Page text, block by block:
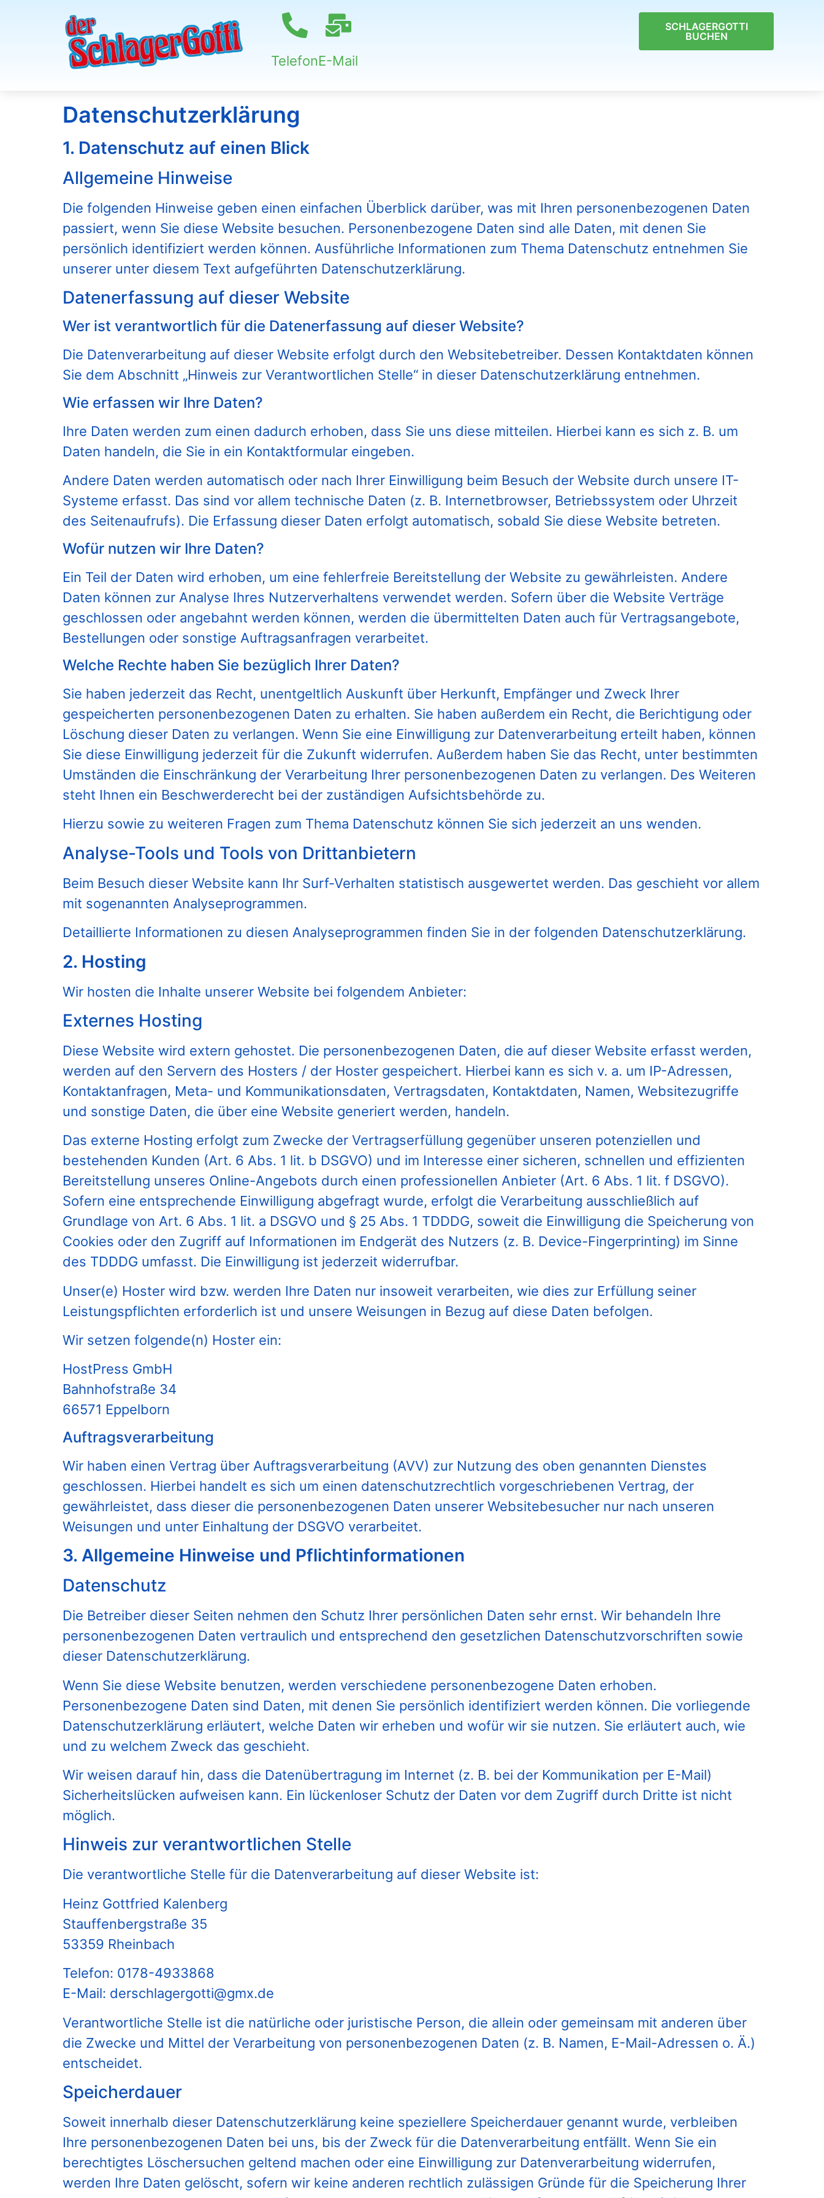
TelefonE-Mail
SCHLAGERGOTTI
BUCHEN
Datenschutz­erklärung
1. Datenschutz auf einen Blick
Allgemeine Hinweise
Die folgenden Hinweise geben einen einfachen Überblick darüber, was mit Ihren personenbezogenen Daten
passiert, wenn Sie diese Website besuchen. Personenbezogene Daten sind alle Daten, mit denen Sie
persönlich identifiziert werden können. Ausführliche Informationen zum Thema Datenschutz entnehmen Sie
unserer unter diesem Text aufgeführten Datenschutzerklärung.
Datenerfassung auf dieser Website
Wer ist verantwortlich für die Datenerfassung auf dieser Website?
Die Datenverarbeitung auf dieser Website erfolgt durch den Websitebetreiber. Dessen Kontaktdaten können
Sie dem Abschnitt „Hinweis zur Verantwortlichen Stelle“ in dieser Datenschutzerklärung entnehmen.
Wie erfassen wir Ihre Daten?
Ihre Daten werden zum einen dadurch erhoben, dass Sie uns diese mitteilen. Hierbei kann es sich z. B. um
Daten handeln, die Sie in ein Kontaktformular eingeben.
Andere Daten werden automatisch oder nach Ihrer Einwilligung beim Besuch der Website durch unsere IT-
Systeme erfasst. Das sind vor allem technische Daten (z. B. Internetbrowser, Betriebssystem oder Uhrzeit
des Seitenaufrufs). Die Erfassung dieser Daten erfolgt automatisch, sobald Sie diese Website betreten.
Wofür nutzen wir Ihre Daten?
Ein Teil der Daten wird erhoben, um eine fehlerfreie Bereitstellung der Website zu gewährleisten. Andere
Daten können zur Analyse Ihres Nutzerverhaltens verwendet werden. Sofern über die Website Verträge
geschlossen oder angebahnt werden können, werden die übermittelten Daten auch für Vertragsangebote,
Bestellungen oder sonstige Auftragsanfragen verarbeitet.
Welche Rechte haben Sie bezüglich Ihrer Daten?
Sie haben jederzeit das Recht, unentgeltlich Auskunft über Herkunft, Empfänger und Zweck Ihrer
gespeicherten personenbezogenen Daten zu erhalten. Sie haben außerdem ein Recht, die Berichtigung oder
Löschung dieser Daten zu verlangen. Wenn Sie eine Einwilligung zur Datenverarbeitung erteilt haben, können
Sie diese Einwilligung jederzeit für die Zukunft widerrufen. Außerdem haben Sie das Recht, unter bestimmten
Umständen die Einschränkung der Verarbeitung Ihrer personenbezogenen Daten zu verlangen. Des Weiteren
steht Ihnen ein Beschwerderecht bei der zuständigen Aufsichtsbehörde zu.
Hierzu sowie zu weiteren Fragen zum Thema Datenschutz können Sie sich jederzeit an uns wenden.
Analyse-Tools und Tools von Dritt­anbietern
Beim Besuch dieser Website kann Ihr Surf-Verhalten statistisch ausgewertet werden. Das geschieht vor allem
mit sogenannten Analyseprogrammen.
Detaillierte Informationen zu diesen Analyseprogrammen finden Sie in der folgenden Datenschutzerklärung.
2. Hosting
Wir hosten die Inhalte unserer Website bei folgendem Anbieter:
Externes Hosting
Diese Website wird extern gehostet. Die personenbezogenen Daten, die auf dieser Website erfasst werden,
werden auf den Servern des Hosters / der Hoster gespeichert. Hierbei kann es sich v. a. um IP-Adressen,
Kontaktanfragen, Meta- und Kommunikationsdaten, Vertragsdaten, Kontaktdaten, Namen, Websitezugriffe
und sonstige Daten, die über eine Website generiert werden, handeln.
Das externe Hosting erfolgt zum Zwecke der Vertragserfüllung gegenüber unseren potenziellen und
bestehenden Kunden (Art. 6 Abs. 1 lit. b DSGVO) und im Interesse einer sicheren, schnellen und effizienten
Bereitstellung unseres Online-Angebots durch einen professionellen Anbieter (Art. 6 Abs. 1 lit. f DSGVO).
Sofern eine entsprechende Einwilligung abgefragt wurde, erfolgt die Verarbeitung ausschließlich auf
Grundlage von Art. 6 Abs. 1 lit. a DSGVO und § 25 Abs. 1 TDDDG, soweit die Einwilligung die Speicherung von
Cookies oder den Zugriff auf Informationen im Endgerät des Nutzers (z. B. Device-Fingerprinting) im Sinne
des TDDDG umfasst. Die Einwilligung ist jederzeit widerrufbar.
Unser(e) Hoster wird bzw. werden Ihre Daten nur insoweit verarbeiten, wie dies zur Erfüllung seiner
Leistungspflichten erforderlich ist und unsere Weisungen in Bezug auf diese Daten befolgen.
Wir setzen folgende(n) Hoster ein:
HostPress GmbH
Bahnhofstraße 34
66571 Eppelborn
Auftragsverarbeitung
Wir haben einen Vertrag über Auftragsverarbeitung (AVV) zur Nutzung des oben genannten Dienstes
geschlossen. Hierbei handelt es sich um einen datenschutzrechtlich vorgeschriebenen Vertrag, der
gewährleistet, dass dieser die personenbezogenen Daten unserer Websitebesucher nur nach unseren
Weisungen und unter Einhaltung der DSGVO verarbeitet.
3. Allgemeine Hinweise und Pflicht­informationen
Datenschutz
Die Betreiber dieser Seiten nehmen den Schutz Ihrer persönlichen Daten sehr ernst. Wir behandeln Ihre
personenbezogenen Daten vertraulich und entsprechend den gesetzlichen Datenschutzvorschriften sowie
dieser Datenschutzerklärung.
Wenn Sie diese Website benutzen, werden verschiedene personenbezogene Daten erhoben.
Personenbezogene Daten sind Daten, mit denen Sie persönlich identifiziert werden können. Die vorliegende
Datenschutzerklärung erläutert, welche Daten wir erheben und wofür wir sie nutzen. Sie erläutert auch, wie
und zu welchem Zweck das geschieht.
Wir weisen darauf hin, dass die Datenübertragung im Internet (z. B. bei der Kommunikation per E-Mail)
Sicherheitslücken aufweisen kann. Ein lückenloser Schutz der Daten vor dem Zugriff durch Dritte ist nicht
möglich.
Hinweis zur verantwortlichen Stelle
Die verantwortliche Stelle für die Datenverarbeitung auf dieser Website ist:
Heinz Gottfried Kalenberg
Stauffenbergstraße 35
53359 Rheinbach
Telefon: 0178-4933868
E-Mail: derschlagergotti@gmx.de
Verantwortliche Stelle ist die natürliche oder juristische Person, die allein oder gemeinsam mit anderen über
die Zwecke und Mittel der Verarbeitung von personenbezogenen Daten (z. B. Namen, E-Mail-Adressen o. Ä.)
entscheidet.
Speicherdauer
Soweit innerhalb dieser Datenschutzerklärung keine speziellere Speicherdauer genannt wurde, verbleiben
Ihre personenbezogenen Daten bei uns, bis der Zweck für die Datenverarbeitung entfällt. Wenn Sie ein
berechtigtes Löschersuchen geltend machen oder eine Einwilligung zur Datenverarbeitung widerrufen,
werden Ihre Daten gelöscht, sofern wir keine anderen rechtlich zulässigen Gründe für die Speicherung Ihrer